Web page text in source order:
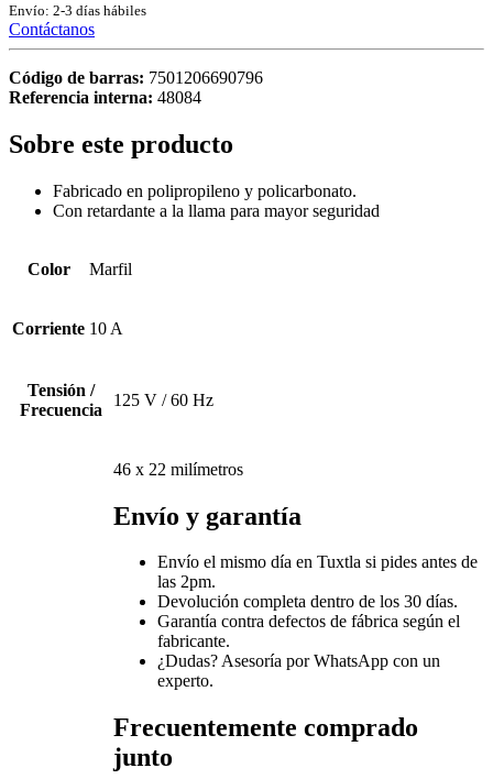
Envío: 2-3 días hábiles
Contáctanos
Código de barras: 7501206690796
Referencia interna: 48084
Sobre este producto
Fabricado en polipropileno y policarbonato.
Con retardante a la llama para mayor seguridad
Color Marfil
Corriente 10 A
Tensión /
Frecuencia
125 V / 60 Hz
46 x 22 milímetros
Envío y garantía
Envío el mismo día en Tuxtla si pides antes de
las 2pm.
Devolución completa dentro de los 30 días.
Garantía contra defectos de fábrica según el
fabricante.
¿Dudas? Asesoría por WhatsApp con un
experto.
Frecuentemente comprado
junto